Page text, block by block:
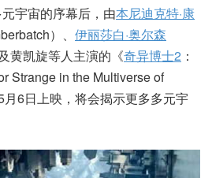
宇宙的序幕后，由本尼迪克特·康
）、 伊丽莎白·奥尔森
黄凯旋等人主演的《奇异博士2 ：
Strange in the Multiverse of
6日上映，将会揭示更多多元宇